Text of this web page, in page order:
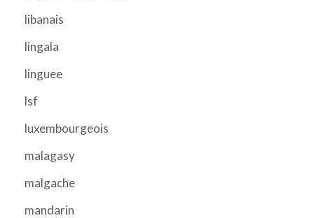
libanais
lingala
linguee
lsf
luxembourgeois
malagasy
malgache
mandarin